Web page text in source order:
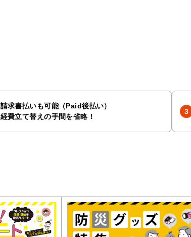
請求書払いも可能（Paid後払い）
経費立て替えの手間を省略！